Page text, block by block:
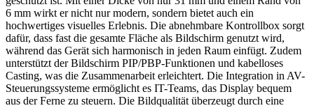
6 mm wirkt er nicht nur modern, sondern bietet auch ein
hochwertiges visuelles Erlebnis. Die abnehmbare Kontrollbox sorgt
dafür, dass fast die gesamte Fläche als Bildschirm genutzt wird,
während das Gerät sich harmonisch in jeden Raum einfügt. Zudem
unterstützt der Bildschirm PIP/PBP-Funktionen und kabelloses
Casting, was die Zusammenarbeit erleichtert. Die Integration in AV-
Steuerungssysteme ermöglicht es IT-Teams, das Display bequem
aus der Ferne zu steuern. Die Bildqualität überzeugt durch eine